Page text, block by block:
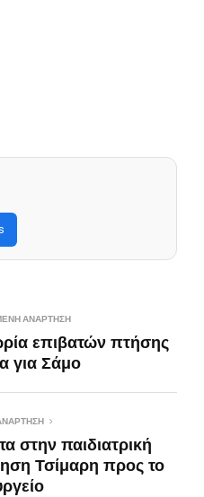
ΑΝΆΡΤΗΣΗ
επιβατών πτήσης
για Σάμο
στην παιδιατρική
Τσίμαρη προς το